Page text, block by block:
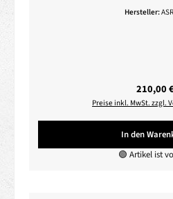
Hersteller:
210,00
Preise inkl. MwSt. zzgl.
In den
🟢 Artikel ist